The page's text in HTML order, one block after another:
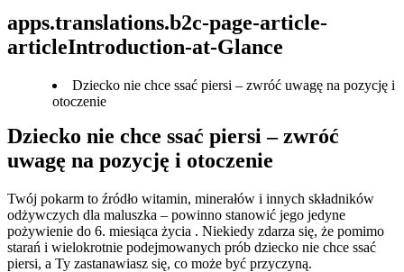
apps.translations.b2c-page-article-
articleIntroduction-at-Glance
Dziecko nie chce ssać piersi – zwróć uwagę na pozycję i
otoczenie
Dziecko nie chce ssać piersi – zwróć
uwagę na pozycję i otoczenie
Twój pokarm to źródło witamin, minerałów i innych składników
odżywczych dla maluszka – powinno stanowić jego jedyne
pożywienie do 6. miesiąca życia . Niekiedy zdarza się, że pomimo
starań i wielokrotnie podejmowanych prób dziecko nie chce ssać
piersi, a Ty zastanawiasz się, co może być przyczyną.